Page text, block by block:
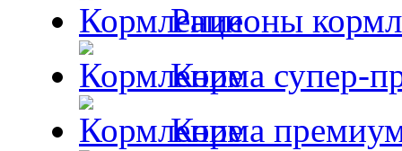
Рационы
Корма супер-
Корма премиум